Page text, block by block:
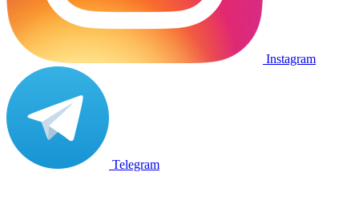
Instagram
Telegram